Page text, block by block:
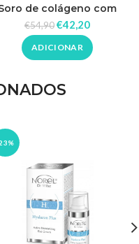
de colágeno com
vitamina C 30ml – Norel
€54,90€42,20
ADICIONAR